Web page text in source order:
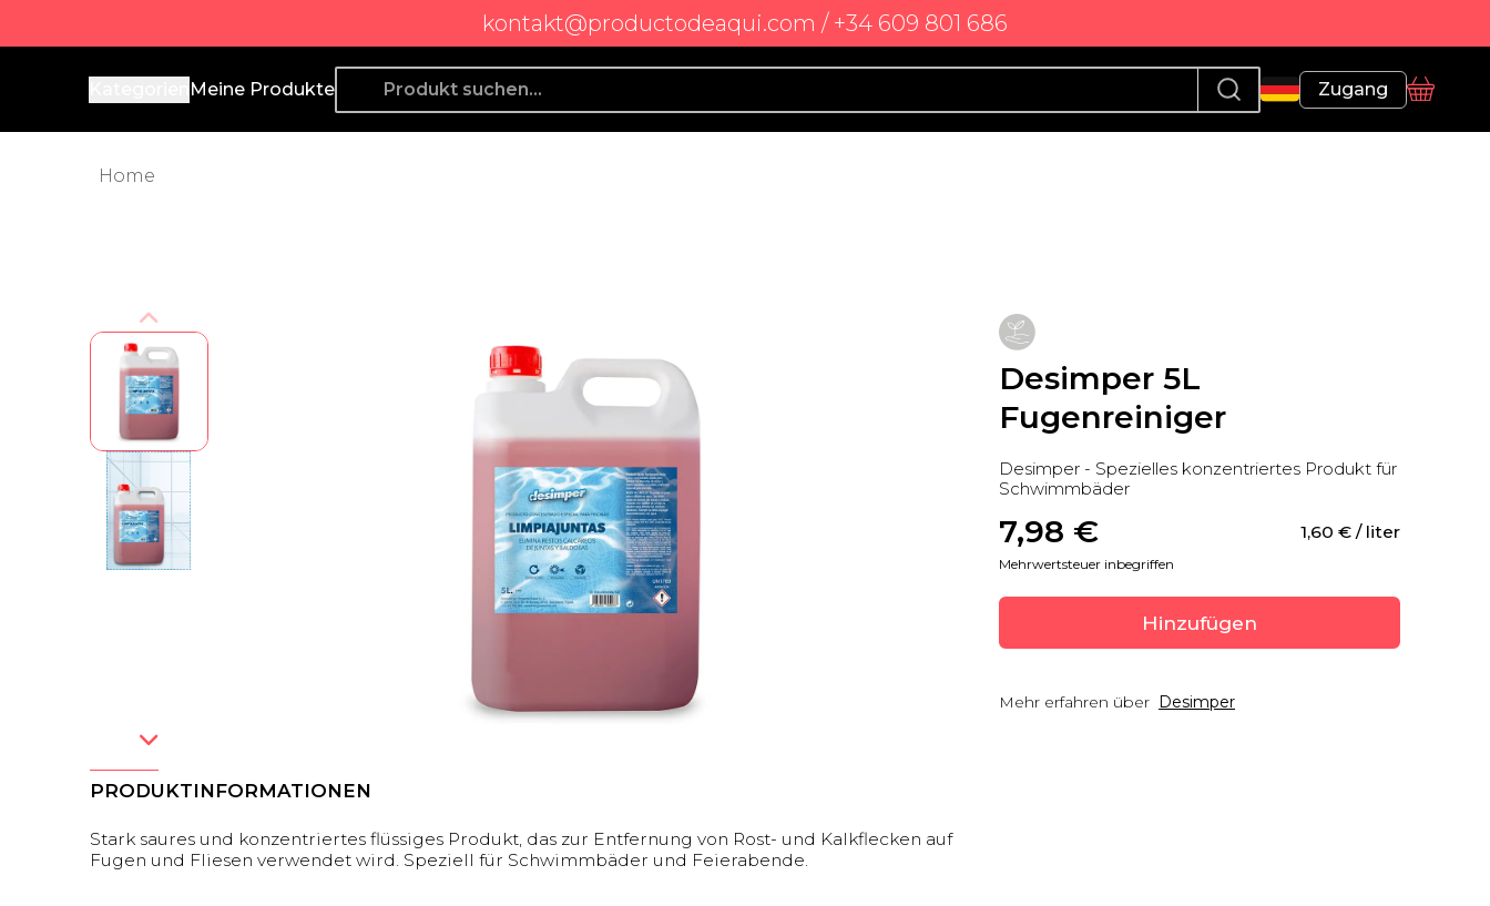
kontakt@productodeaqui.com / +34 609 801 686
Producto de Aquí
Meine Produkte Zugang
Profil
Korb
Home
Desimper 5L
Fugenreiniger
Desimper - Spezielles konzentriertes Produkt für
Schwimmbäder
7,98 € 1,60 € / liter
Mehrwertsteuer inbegriffen
Hinzufügen
Mehr erfahren über Desimper
PRODUKTINFORMATIONEN
Stark saures und konzentriertes flüssiges Produkt, das zur Entfernung von Rost- und Kalkflecken auf
Fugen und Fliesen verwendet wird. Speziell für Schwimmbäder und Feierabende.